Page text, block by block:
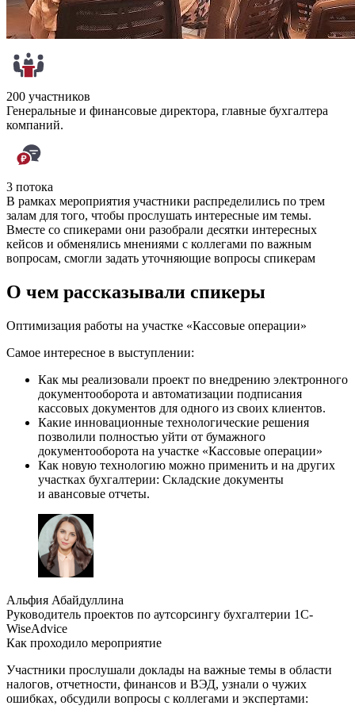
200 участников
Генеральные и финансовые директора, главные бухгалтера
компаний.
3 потока
В рамках мероприятия участники распределились по трем
залам для того, чтобы прослушать интересные им темы.
Вместе со спикерами они разобрали десятки интересных
кейсов и обменялись мнениями с коллегами по важным
вопросам, смогли задать уточняющие вопросы спикерам
О чем рассказывали спикеры
Оптимизация работы на участке «Кассовые операции»
Самое интересное в выступлении:
Как мы реализовали проект по внедрению электронного
документооборота и автоматизации подписания
кассовых документов для одного из своих клиентов.
Какие инновационные технологические решения
позволили полностью уйти от бумажного
документооборота на участке «Кассовые операции»
Как новую технологию можно применить и на других
участках бухгалтерии: Складские документы
и авансовые отчеты.
Альфия Абайдуллина
Руководитель проектов по аутсорсингу бухгалтерии 1С-
WiseAdvice
Как проходило мероприятие
Участники прослушали доклады на важные темы в области
налогов, отчетности, финансов и ВЭД, узнали о чужих
ошибках, обсудили вопросы с коллегами и экспертами: